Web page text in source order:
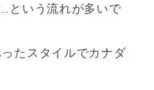
という流れが多いで
たスタイルでカナダ